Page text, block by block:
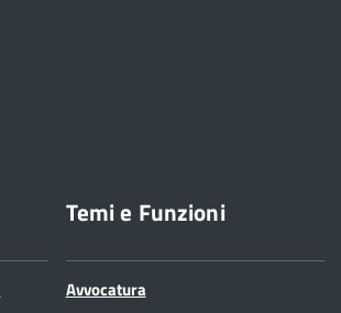
Temi e Funzioni
Avvocatura